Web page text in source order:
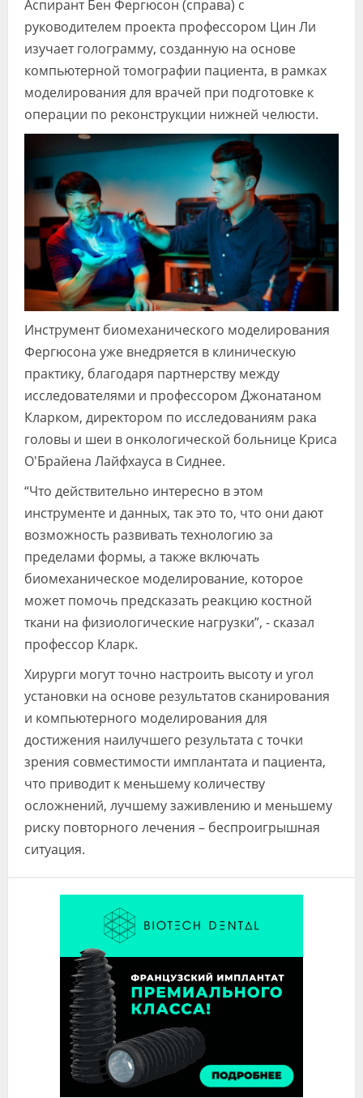
Аспирант Бен Фергюсон (справа) с
руководителем проекта профессором Цин Ли
изучает голограмму, созданную на основе
компьютерной томографии пациента, в рамках
моделирования для врачей при подготовке к
операции по реконструкции нижней челюсти.
Инструмент биомеханического моделирования
Фергюсона уже внедряется в клиническую
практику, благодаря партнерству между
исследователями и профессором Джонатаном
Кларком, директором по исследованиям рака
головы и шеи в онкологической больнице Криса
О'Брайена Лайфхауса в Сиднее.
“Что действительно интересно в этом
инструменте и данных, так это то, что они дают
возможность развивать технологию за
пределами формы, а также включать
биомеханическое моделирование, которое
может помочь предсказать реакцию костной
ткани на физиологические нагрузки”, - сказал
профессор Кларк.
Хирурги могут точно настроить высоту и угол
установки на основе результатов сканирования
и компьютерного моделирования для
достижения наилучшего результата с точки
зрения совместимости имплантата и пациента,
что приводит к меньшему количеству
осложнений, лучшему заживлению и меньшему
риску повторного лечения – беспроигрышная
ситуация.